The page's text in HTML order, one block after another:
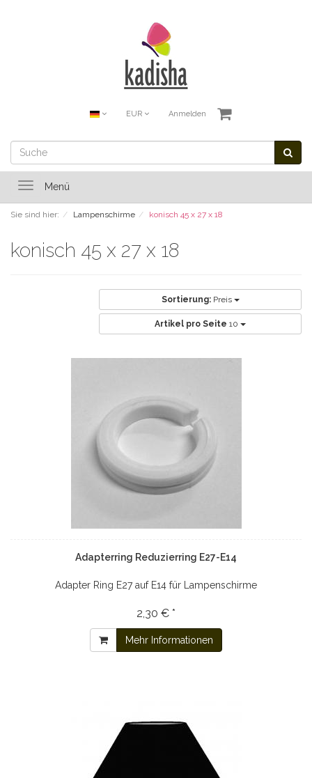
EUR Anmelden
ToggleMenü
Sie sind hier: Lampenschirme konisch 45 x 27 x 18
konisch 45 x 27 x 18
Sortierung: Preis
Artikel pro Seite 10
Adapterring Reduzierring E27-E14
Adapter Ring E27 auf E14 für Lampenschirme
2,30 € *
Mehr Informationen